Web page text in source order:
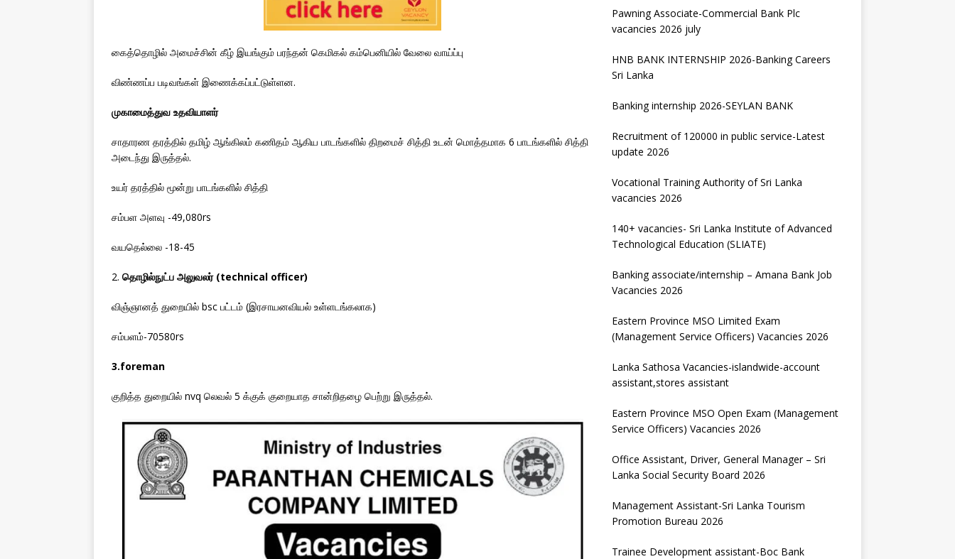
கைத்தொழில் அமைச்சின் கீழ் இயங்கும் பரந்தன் கெமிகல் கம்பெனியில் வேலை வாய்ப்பு
விண்ணப்ப படிவங்கள் இணைக்கப்பட்டுள்ளன.
முகாமைத்துவ உதவியாளர்
சாதாரண தரத்தில் தமிழ் ஆங்கிலம் கணிதம் ஆகிய பாடங்களில் திறமைச் சித்தி உடன் மொத்தமாக 6 பாடங்களில் சித்தி
அடைந்து இருத்தல்.
உயர் தரத்தில் மூன்று பாடங்களில் சித்தி
சம்பள அளவு -49,080rs
வயதெல்லை -18-45
2. தொழில்நுட்ப அலுவலர் (technical officer)
விஞ்ஞானத் துறையில் bsc பட்டம் (இரசாயனவியல் உள்ளடங்கலாக)
சம்பளம்-70580rs
3.foreman
குறித்த துறையில் nvq லெவல் 5 க்குக் குறையாத சான்றிதழை பெற்று இருத்தல்.
Pawning Associate-Commercial Bank Plc
vacancies 2026 july
HNB BANK INTERNSHIP 2026-Banking Careers
Sri Lanka
Banking internship 2026-SEYLAN BANK
Recruitment of 120000 in public service-Latest
update 2026
Vocational Training Authority of Sri Lanka
vacancies 2026
140+ vacancies- Sri Lanka Institute of Advanced
Technological Education (SLIATE)
Banking associate/internship – Amana Bank Job
Vacancies 2026
Eastern Province MSO Limited Exam
(Management Service Officers) Vacancies 2026
Lanka Sathosa Vacancies-islandwide-account
assistant,stores assistant
Eastern Province MSO Open Exam (Management
Service Officers) Vacancies 2026
Office Assistant, Driver, General Manager – Sri
Lanka Social Security Board 2026
Management Assistant-Sri Lanka Tourism
Promotion Bureau 2026
Trainee Development assistant-Boc Bank